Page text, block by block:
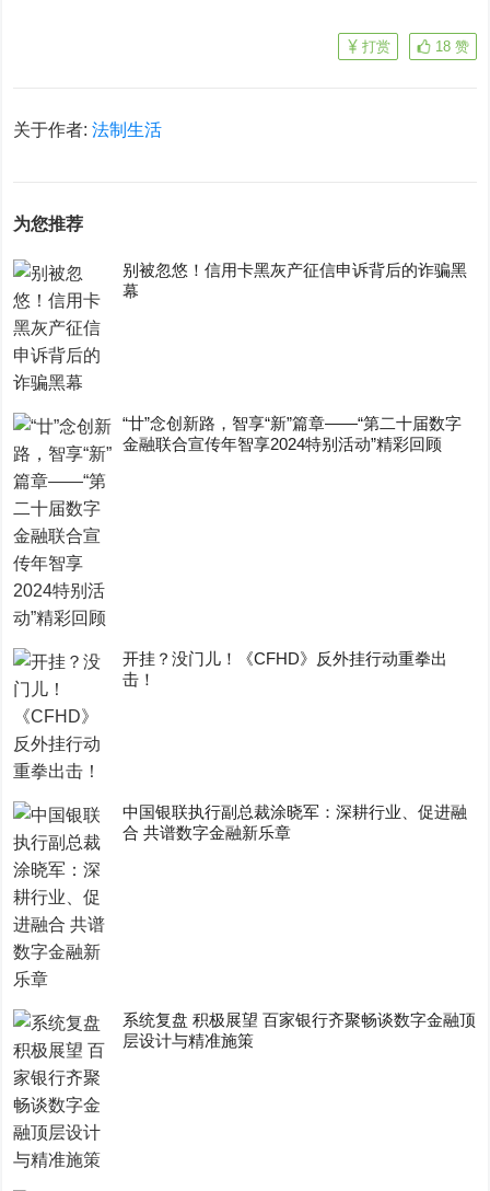
18 赞
打赏
关于作者:法制生活
为您推荐
别被忽悠！信用卡黑灰产征信申诉背后的诈骗黑
幕
“廿”念创新路，智享“新”篇章——“第二十届数字
金融联合宣传年智享2024特别活动”精彩回顾
开挂？没门儿！《CFHD》反外挂行动重拳出
击！
中国银联执行副总裁涂晓军：深耕行业、促进融
合 共谱数字金融新乐章
系统复盘 积极展望 百家银行齐聚畅谈数字金融顶
层设计与精准施策